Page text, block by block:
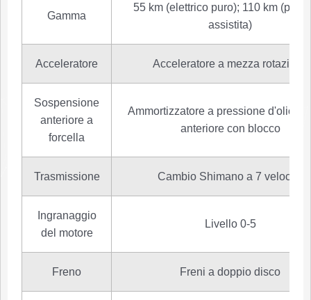
Gamma
55 km (elettrico puro); 110 km
assistita)
Acceleratore Acceleratore a mezza rotazione
Sospensione
anteriore a
forcella
Ammortizzatore a pressione d'olio
anteriore con blocco
Trasmissione Cambio Shimano a 7 velocità
Ingranaggio
del motore
Livello 0-5
Freno Freni a doppio disco